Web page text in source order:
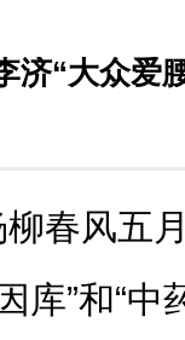
济“大众爱
春风五
库”和“